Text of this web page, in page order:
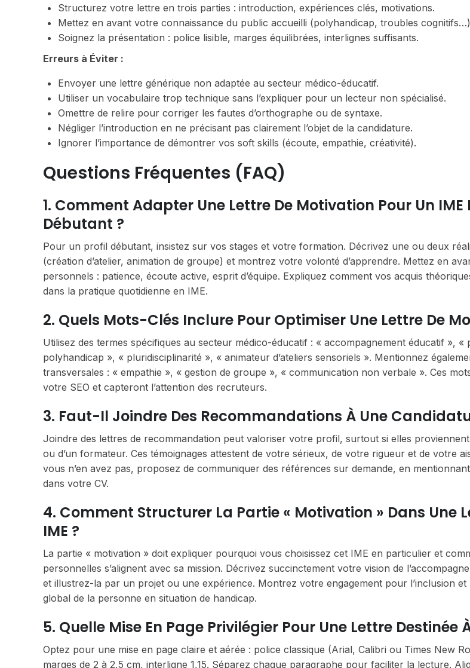
Structurez votre lettre en trois parties : introduction, expériences clés, motivations.
Mettez en avant votre connaissance du public accueilli (polyhandicap, troubles
Soignez la présentation : police lisible, marges équilibrées, interlignes suffisants.
Erreurs à Éviter :
Envoyer une lettre générique non adaptée au secteur médico-éducatif.
Utiliser un vocabulaire trop technique sans l’expliquer pour un lecteur non spécialisé.
Omettre de relire pour corriger les fautes d’orthographe ou de syntaxe.
Négliger l’introduction en ne précisant pas clairement l’objet de la candidature.
Ignorer l’importance de démontrer vos soft skills (écoute, empathie, créativité).
Questions Fréquentes (FAQ)
1. Comment Adapter Une Lettre De Motivation Pour Un IME
Débutant ?
Pour un profil débutant, insistez sur vos stages et votre formation. Décrivez une ou deux
(création d’atelier, animation de groupe) et montrez votre volonté d’apprendre. Mettez en
personnels : patience, écoute active, esprit d’équipe. Expliquez comment vos acquis
dans la pratique quotidienne en IME.
2. Quels Mots-Clés Inclure Pour Optimiser Une Lettre De
Utilisez des termes spécifiques au secteur médico-éducatif : « accompagnement éducatif », «
polyhandicap », « pluridisciplinarité », « animateur d’ateliers sensoriels ». Mentionnez
transversales : « empathie », « gestion de groupe », « communication non verbale ». Ces
votre SEO et capteront l’attention des recruteurs.
3. Faut-Il Joindre Des Recommandations À Une
Joindre des lettres de recommandation peut valoriser votre profil, surtout si elles proviennent
ou d’un formateur. Ces témoignages attestent de votre sérieux, de votre rigueur et de votre
vous n’en avez pas, proposez de communiquer des références sur demande, en
dans votre CV.
4. Comment Structurer La Partie « Motivation » Dans Une
IME ?
La partie « motivation » doit expliquer pourquoi vous choisissez cet IME en particulier et
personnelles s’alignent avec sa mission. Décrivez succinctement votre vision de
et illustrez-la par un projet ou une expérience. Montrez votre engagement pour l’inclusion et
global de la personne en situation de handicap.
5. Quelle Mise En Page Privilégier Pour Une Lettre Destinée
Optez pour une mise en page claire et aérée : police classique (Arial, Calibri ou Times New
marges de 2 à 2,5 cm, interligne 1,15. Séparez chaque paragraphe pour faciliter la lecture.